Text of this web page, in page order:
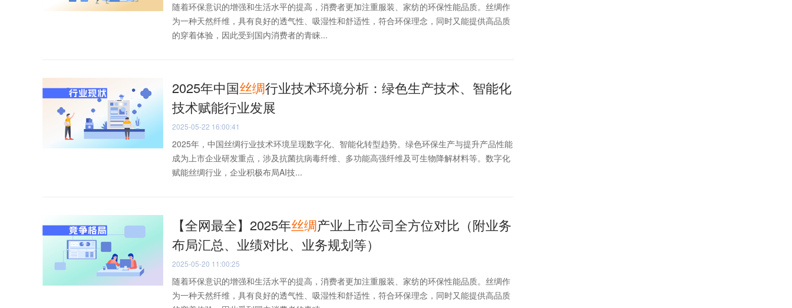
随着环保意识的增强和生活水平的提高，消费者更加注重服装、家纺的环保性能品质。丝绸作
为一种天然纤维，具有良好的透气性、吸湿性和舒适性，符合环保理念，同时又能提供高品质
的穿着体验，因此受到国内消费者的青睐...
2025年中国丝绸行业技术环境分析：绿色生产技术、智能化
技术赋能行业发展
2025-05-22 16:00:41
2025年，中国丝绸行业技术环境呈现数字化、智能化转型趋势。绿色环保生产与提升产品性能
成为上市企业研发重点，涉及抗菌抗病毒纤维、多功能高强纤维及可生物降解材料等。数字化
赋能丝绸行业，企业积极布局AI技...
【全网最全】2025年丝绸产业上市公司全方位对比（附业务
布局汇总、业绩对比、业务规划等）
2025-05-20 11:00:25
随着环保意识的增强和生活水平的提高，消费者更加注重服装、家纺的环保性能品质。丝绸作
为一种天然纤维，具有良好的透气性、吸湿性和舒适性，符合环保理念，同时又能提供高品质